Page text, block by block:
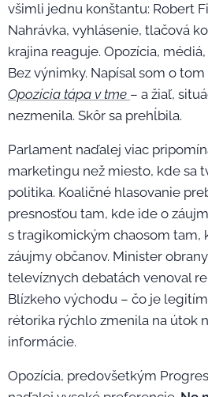
všimli jednu konštantu: Robert
Nahrávka, vyhlásenie, tlačová
krajina reaguje. Opozícia,
Bez výnimky. Napísal som o
Opozícia tápa v tme – a žiaľ,
nezmenila. Skôr sa prehĺbila.
Parlament naďalej viac
marketingu než miesto, kde sa
politika. Koaličné hlasovanie
presnosťou tam, kde ide o
s tragikomickým chaosom tam,
záujmy občanov. Minister
televíznych debatách venoval
Blízkeho východu – čo je
rétorika rýchlo zmenila na útok
informácie.
Opozícia, predovšetkým